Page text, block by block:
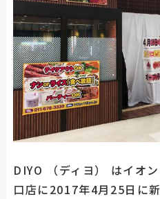
DIYO （ディヨ） はイオ
口店に2017年4月25日に